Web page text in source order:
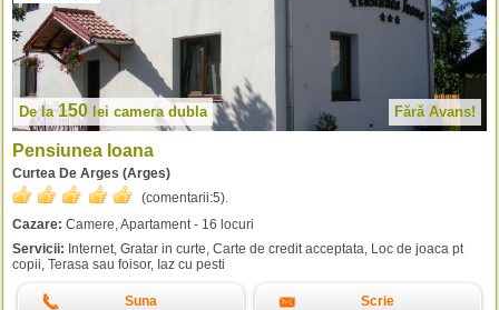
De la150 lei camera dubla Fără Avans!
Pensiunea Ioana
Curtea De Arges (Arges)
(comentarii:5).
Cazare: Camere, Apartament - 16 locuri
Servicii: Internet, Gratar in curte, Carte de credit acceptata, Loc de joaca pt
copii, Terasa sau foisor, Iaz cu pesti
Suna Scrie